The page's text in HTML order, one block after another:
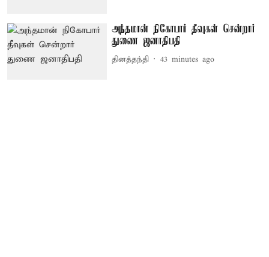
அந்தமான் நிகோபார் தீவுகள் சென்றார்
துணை ஜனாதிபதி
தினத்தந்தி 43 minutes ago